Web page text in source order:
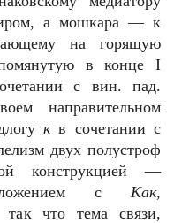
а мошкара — к
на горящую
в конце I
с вин. пад.
направительном
кв сочетании с
двух полустроф
конструкцией —
с Как,
что тема связи,